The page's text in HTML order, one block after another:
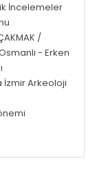
İncelemeler
/
- Erken
İzmir Arkeoloji